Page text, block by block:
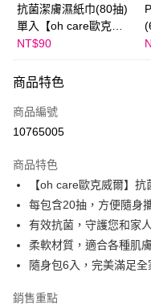
2.付款方式選擇「大哥付你分
流程，驗證手機門號後，選擇
成交易。
3.實際核准額度、可分期數及
消。如遇「轉專審核」未通過
【繳款方式說明】
醒簡訊。
帳／街口支付／iPASS
1.本服務係由「台灣大哥大股
用戶於交易時，得透過本服務
買賣價金債權讓與本公司後，
2.基於同意付款使用「大哥付
資料（包含姓名、電話或地址
3.完整用戶服務條款，請詳閱以
相關說明
【關於「AFTEE先享後付」】
AFTEE先享後付是「在收到商
２．便利：只要手機號碼，簡
【「AFTEE先享後付」結帳流
結帳頁面，進行簡訊認證並確
２．訂單成立數日內，您將收
３．收到繳費通知簡訊後14天
ATM／網路銀行／等多元方式
※ 請注意：結帳手續完成當下
購買商品的店家。未經商家同
後付繳納相關費用。
※ 交易是否成功請以「
ATM付款
運送方式
付款後全家取貨
每筆NT$70，滿NT$800(含
付款後7-11取貨
每筆NT$70，滿NT$800(
國內宅配/郵寄 (不適用離
每筆NT$70，滿NT$800(含
離島宅配（澎湖、金門、
抗菌潔膚濕紙巾(80抽)
單入【oh care歐克威
爾】★加價購
NT$90
商品特色
商品編號
10765005
商品特色
【oh care歐克威爾】
每包含20抽，方便隨身
有效抗菌，守護您和家
柔軟材質，適合各種肌
隨身包6入，完美滿足全
銷售重點